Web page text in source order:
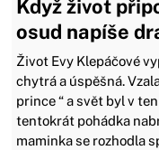
Když život
osud napíše
Život Evy Klepáčové
chytrá a úspěšná.
prince “ a svět byl v
tentokrát pohádka
maminka se rozhodla